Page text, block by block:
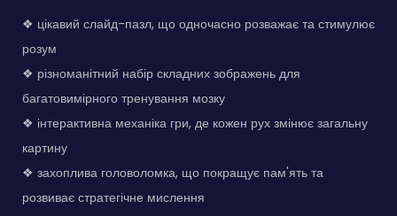
❖ цікавий слайд-пазл, що одночасно розважає та стимулює
розум
❖ різноманітний набір складних зображень для
багатовимірного тренування мозку
❖ інтерактивна механіка гри, де кожен рух змінює загальну
картину
❖ захоплива головоломка, що покращує пам'ять та
розвиває стратегічне мислення